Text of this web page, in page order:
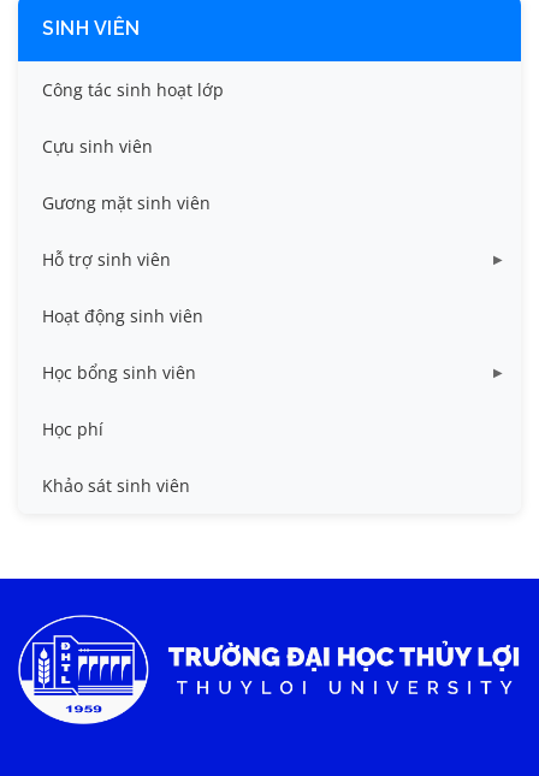
SINH VIÊN
Công tác sinh hoạt lớp
Cựu sinh viên
Gương mặt sinh viên
Hỗ trợ sinh viên
Miễn giảm học phí
Nhà ở
Hoạt động sinh viên
Học bổng sinh viên
HB khuyến khích học tập
HB Lê Văn Kiểm và gia đình
Học phí
Khảo sát sinh viên